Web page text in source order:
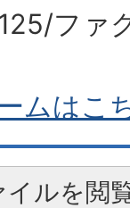
ファ
ムはこ
イルを閲